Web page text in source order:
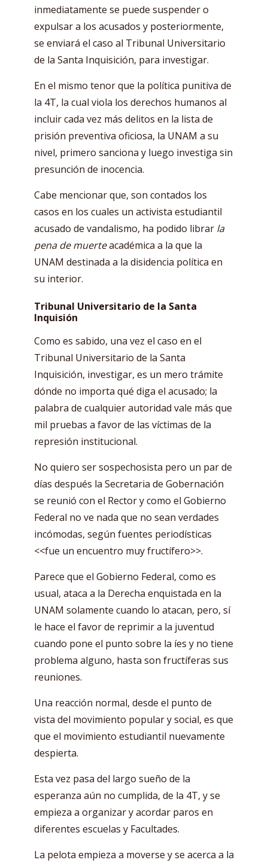
inmediatamente se puede suspender o
expulsar a los acusados y posteriormente,
se enviará el caso al Tribunal Universitario
de la Santa Inquisición, para investigar.
En el mismo tenor que la política punitiva de
la 4T, la cual viola los derechos humanos al
incluir cada vez más delitos en la lista de
prisión preventiva oficiosa, la UNAM a su
nivel, primero sanciona y luego investiga sin
presunción de inocencia.
Cabe mencionar que, son contados los
casos en los cuales un activista estudiantil
acusado de vandalismo, ha podido librar la
pena de muerteacadémica a la que la
UNAM destinada a la disidencia política en
su interior.
Tribunal Universitario de la Santa
Inquisión
Como es sabido, una vez el caso en el
Tribunal Universitario de la Santa
Inquisición, investigar, es un mero trámite
dónde no importa qué diga el acusado; la
palabra de cualquier autoridad vale más que
mil pruebas a favor de las víctimas de la
represión institucional.
No quiero ser sospechosista pero un par de
días después la Secretaria de Gobernación
se reunió con el Rector y como el Gobierno
Federal no ve nada que no sean verdades
incómodas, según fuentes periodísticas
<<fue un encuentro muy fructífero>>.
Parece que el Gobierno Federal, como es
usual, ataca a la Derecha enquistada en la
UNAM solamente cuando lo atacan, pero, sí
le hace el favor de reprimir a la juventud
cuando pone el punto sobre la íes y no tiene
problema alguno, hasta son fructíferas sus
reuniones.
Una reacción normal, desde el punto de
vista del movimiento popular y social, es que
que el movimiento estudiantil nuevamente
despierta.
Esta vez pasa del largo sueño de la
esperanza aún no cumplida, de la 4T, y se
empieza a organizar y acordar paros en
diferentes escuelas y Facultades.
La pelota empieza a moverse y se acerca a la